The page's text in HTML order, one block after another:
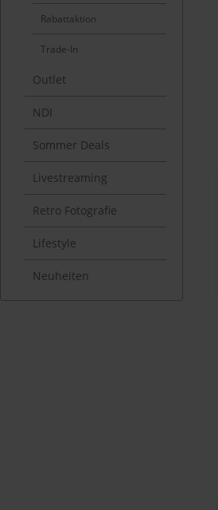
Rabattaktion
Trade-In
Outlet
NDI
Sommer Deals
Livestreaming
Retro Fotografie
Lifestyle
Neuheiten